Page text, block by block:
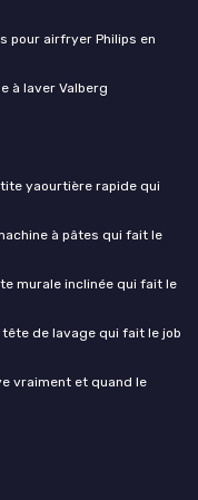
pour airfryer Philips en
à laver Valberg
yaourtière rapide qui
à pâtes qui fait le
murale inclinée qui fait le
tête de lavage qui fait le job
vraiment et quand le